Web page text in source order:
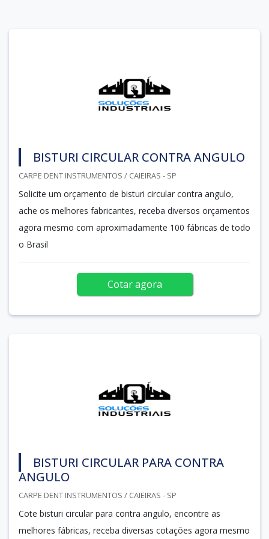
BISTURI CIRCULAR CONTRA ANGULO
CARPE DENT INSTRUMENTOS / CAIEIRAS - SP
Solicite um orçamento de bisturi circular contra angulo,
ache os melhores fabricantes, receba diversos orçamentos
agora mesmo com aproximadamente 100 fábricas de todo
o Brasil
Cotar agora
BISTURI CIRCULAR PARA CONTRA
ANGULO
CARPE DENT INSTRUMENTOS / CAIEIRAS - SP
Cote bisturi circular para contra angulo, encontre as
melhores fábricas, receba diversas cotações agora mesmo